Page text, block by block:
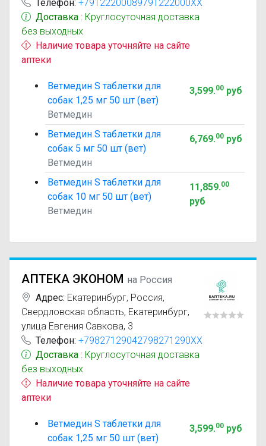
Телефон: +79122200089791222000XX
Доставка : Круглосуточная доставка
без выходных
Наличие товара уточняйте на сайте
аптеки
Ветмедин S таблетки для
собак 1,25 мг 50 шт (вет)
Ветмедин
3,599.00руб
Ветмедин S таблетки для
собак 5 мг 50 шт (вет)
Ветмедин
6,769.00руб
Ветмедин S таблетки для
собак 10 мг 50 шт (вет)
Ветмедин
11,859.00
руб
АПТЕКА ЭКОНОМ на Россия
Адрес: Екатеринбург, Россия,
Свердловская область, Екатеринбург,
улица Евгения Савкова, 3
Телефон: +79827129042798271290XX
Доставка : Круглосуточная доставка
без выходных
Наличие товара уточняйте на сайте
аптеки
Ветмедин S таблетки для
собак 1,25 мг 50 шт (вет)
3,599.00руб